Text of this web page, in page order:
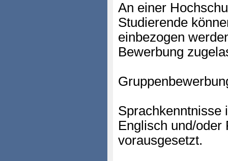
An einer
Studierende
einbezogen
Bewerbung
Sprachkenntnisse
Englisch und/oder
vorausgesetzt.